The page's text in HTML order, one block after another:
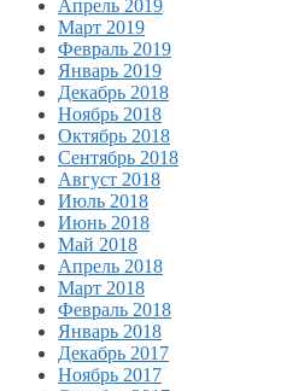
Апрель 2019
Март 2019
Февраль 2019
Январь 2019
Декабрь 2018
Ноябрь 2018
Октябрь 2018
Сентябрь 2018
Август 2018
Июль 2018
Июнь 2018
Май 2018
Апрель 2018
Март 2018
Февраль 2018
Январь 2018
Декабрь 2017
Ноябрь 2017